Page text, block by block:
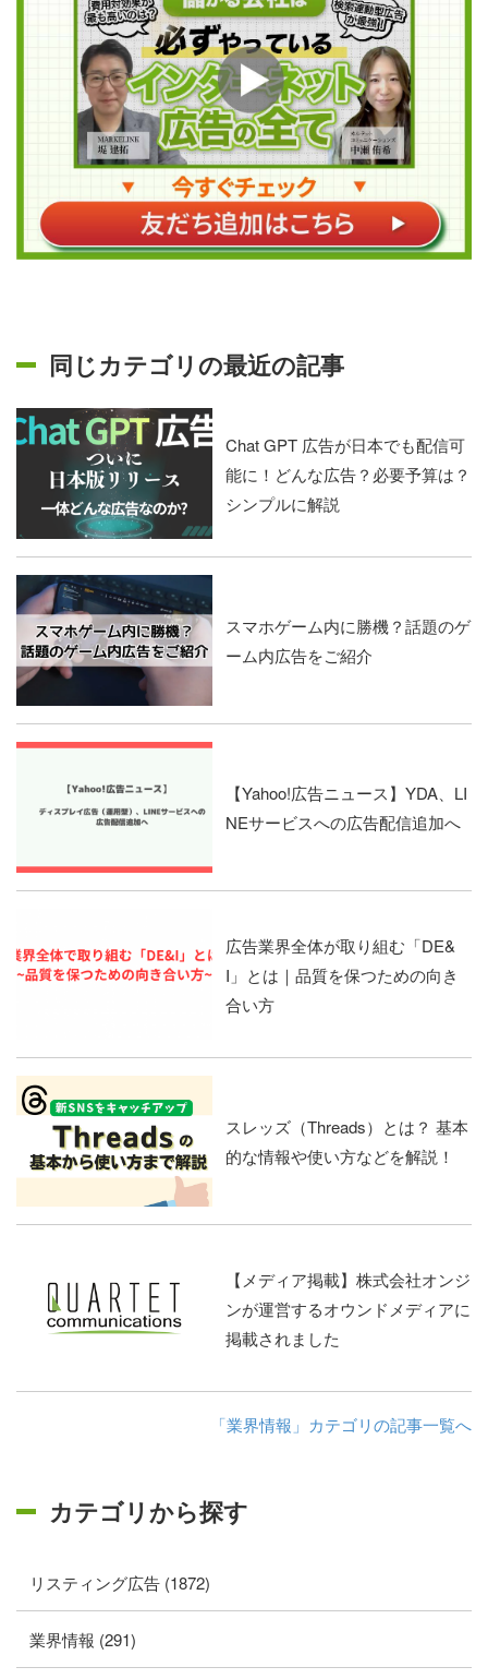
同じカテゴリの最近の記事
Chat GPT 広告が日本でも配信可
能に！どんな広告？必要予算は？
シンプルに解説
スマホゲーム内に勝機？話題のゲ
ーム内広告をご紹介
【Yahoo!広告ニュース】YDA、LI
NEサービスへの広告配信追加へ
広告業界全体が取り組む「DE&
I」とは｜品質を保つための向き
合い方
スレッズ（Threads）とは？ 基本
的な情報や使い方などを解説！
【メディア掲載】株式会社オンジ
ンが運営するオウンドメディアに
掲載されました
「業界情報」カテゴリの記事一覧へ
カテゴリから探す
リスティング広告 (1872)
業界情報 (291)